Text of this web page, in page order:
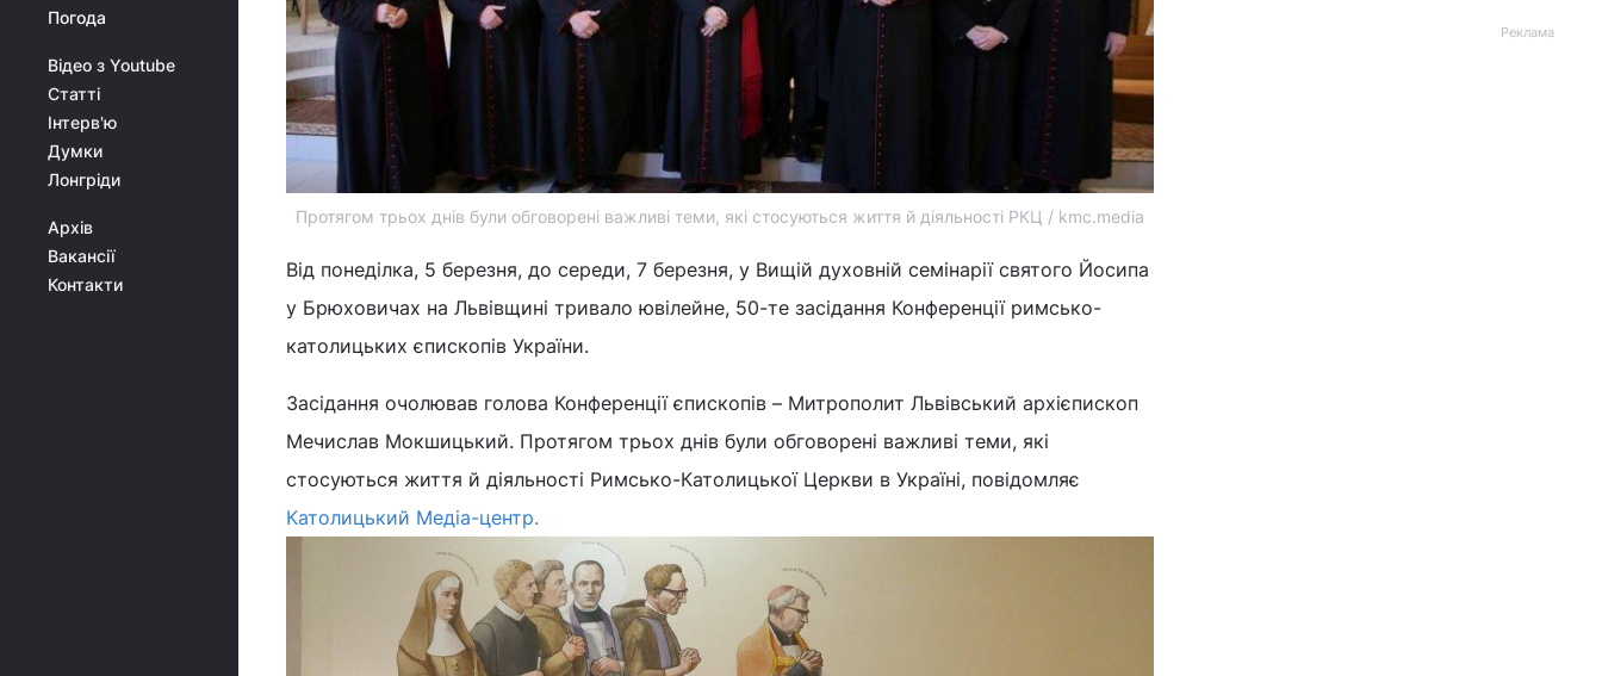
Погода
Відео з Youtube
Статті
Інтерв'ю
Думки
Лонгріди
Архів
Вакансії
Контакти
Протягом трьох днів були обговорені важливі теми, які стосуються життя й діяльності РКЦ / kmc.media
Від понеділка, 5 березня, до середи, 7 березня, у Вищій духовній семінарії святого Йосипа
у Брюховичах на Львівщині тривало ювілейне, 50-те засідання Конференції римсько-
католицьких єпископів України.
Засідання очолював голова Конференції єпископів – Митрополит Львівський архієпископ
Мечислав Мокшицький. Протягом трьох днів були обговорені важливі теми, які
стосуються життя й діяльності Римсько-Католицької Церкви в Україні, повідомляє
Католицький Медіа-центр.
Реклама